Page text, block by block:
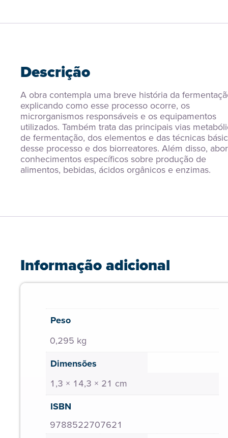
Descrição
A obra contempla uma breve história da
explicando como esse processo ocorre, os
microrganismos responsáveis e os equipamentos
utilizados. Também trata das principais vias
de fermentação, dos elementos e das técnicas
desse processo e dos biorreatores. Além disso,
conhecimentos específicos sobre produção de
alimentos, bebidas, ácidos orgânicos e enzimas.
Informação adicional
Peso
0,295 kg
Dimensões
1,3 × 14,3 × 21 cm
ISBN
9788522707621